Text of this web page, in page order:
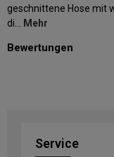
geschnittene Hose mit
di…
Mehr
Bewertungen
Service